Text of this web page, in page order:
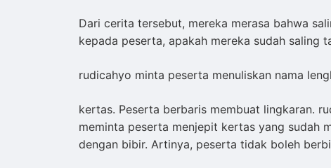
Dari cerita tersebut, mereka merasa bahwa
kepada peserta, apakah mereka sudah saling
rudicahyo minta peserta menuliskan nama
kertas. Peserta berbaris membuat lingkaran.
meminta peserta menjepit kertas yang sudah
dengan bibir. Artinya, peserta tidak boleh